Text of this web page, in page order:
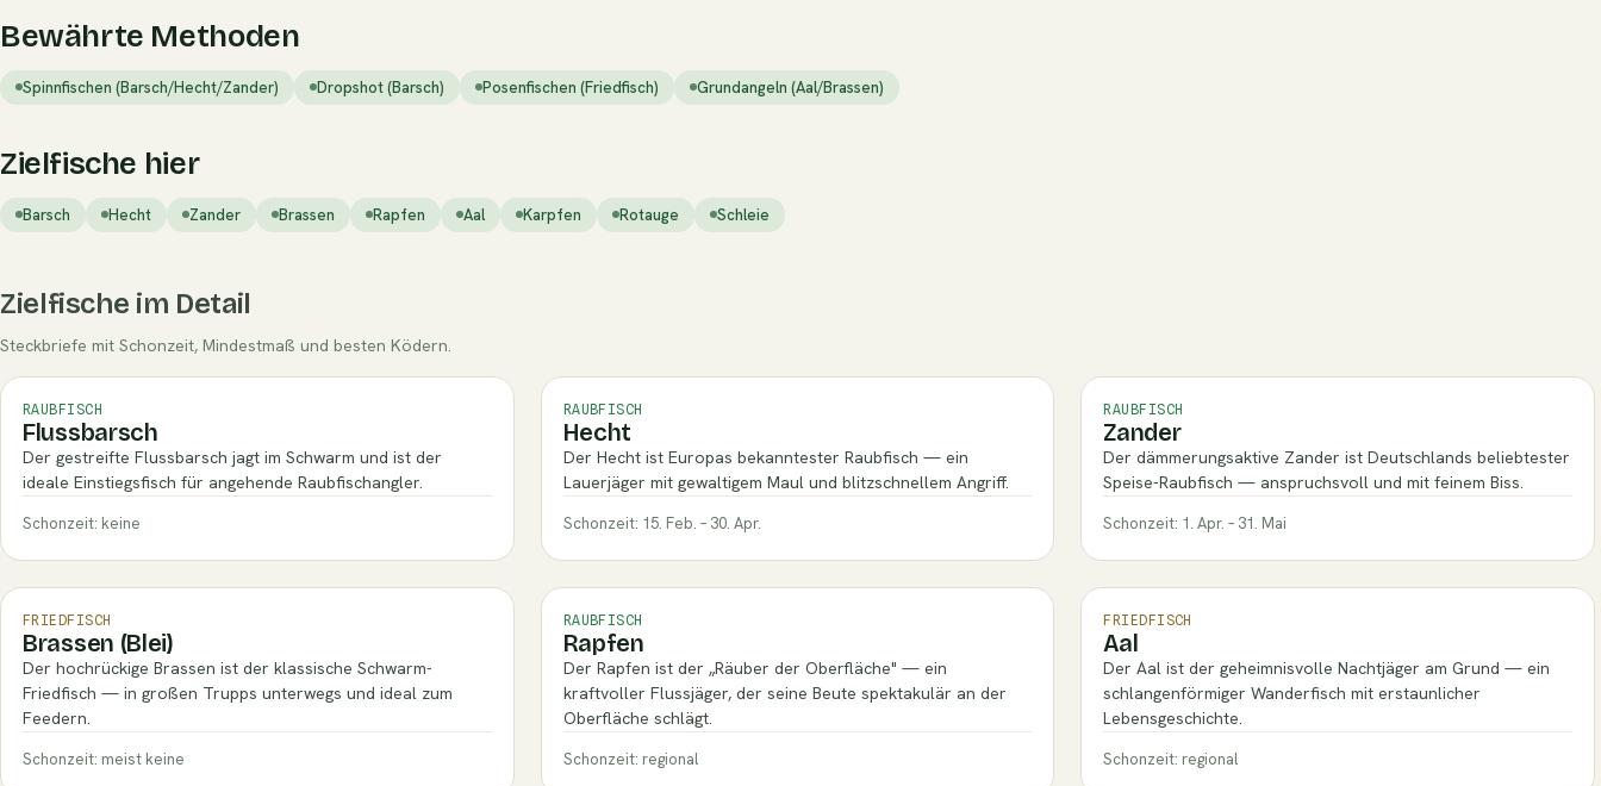
Bewährte Methoden
Spinnfischen (Barsch/Hecht/Zander) Dropshot (Barsch) Posenfischen (Friedfisch) Grundangeln (Aal/Brassen)
Zielfische hier
Barsch Hecht Zander Brassen Rapfen Aal Karpfen Rotauge Schleie
Zielfische im Detail
Steckbriefe mit Schonzeit, Mindestmaß und besten Ködern.
RAUBFISCH
Flussbarsch
Der gestreifte Flussbarsch jagt im Schwarm und ist der
ideale Einstiegsfisch für angehende Raubfischangler.
Schonzeit: keine
RAUBFISCH
Hecht
Der Hecht ist Europas bekanntester Raubfisch — ein
Lauerjäger mit gewaltigem Maul und blitzschnellem Angriff.
Schonzeit: 15. Feb. – 30. Apr.
RAUBFISCH
Zander
Der dämmerungsaktive Zander ist Deutschlands beliebtester
Speise-Raubfisch — anspruchsvoll und mit feinem Biss.
Schonzeit: 1. Apr. – 31. Mai
FRIEDFISCH
Brassen (Blei)
Der hochrückige Brassen ist der klassische Schwarm-
Friedfisch — in großen Trupps unterwegs und ideal zum
Feedern.
Schonzeit: meist keine
RAUBFISCH
Rapfen
Der Rapfen ist der „Räuber der Oberfläche" — ein
kraftvoller Flussjäger, der seine Beute spektakulär an der
Oberfläche schlägt.
Schonzeit: regional
FRIEDFISCH
Aal
Der Aal ist der geheimnisvolle Nachtjäger am Grund — ein
schlangenförmiger Wanderfisch mit erstaunlicher
Lebensgeschichte.
Schonzeit: regional